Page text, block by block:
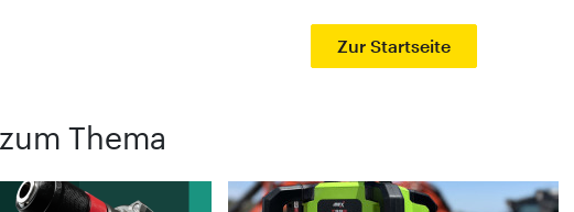
Zur Startseite
Thema